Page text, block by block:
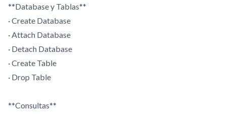
**Database y Tablas**
· Create Database
· Attach Database
· Detach Database
· Create Table
· Drop Table
**Consultas**